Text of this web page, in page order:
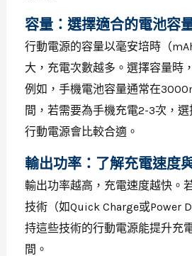
容量：選擇適合的電池容
行動電源的容量以毫安培時（
大，充電次數越多。選擇容量時
例如，手機電池容量通常在
間，若需要為手機充電2-3次，
行動電源會比較合適。
輸出功率：了解充電速度
輸出功率越高，充電速度越快。
技術（如Quick Charge或Power
持這些技術的行動電源能提升充
間。